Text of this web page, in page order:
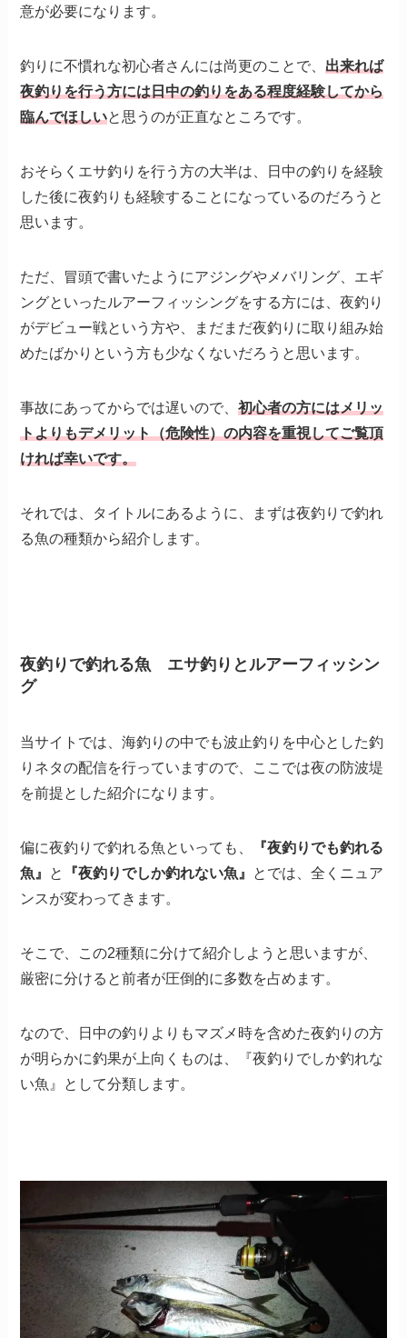
意が必要になります。
釣りに不慣れな初心者さんには尚更のことで、出来れば
夜釣りを行う方には日中の釣りをある程度経験してから
臨んでほしいと思うのが正直なところです。
おそらくエサ釣りを行う方の大半は、日中の釣りを経験
した後に夜釣りも経験することになっているのだろうと
思います。
ただ、冒頭で書いたようにアジングやメバリング、エギ
ングといったルアーフィッシングをする方には、夜釣り
がデビュー戦という方や、まだまだ夜釣りに取り組み始
めたばかりという方も少なくないだろうと思います。
事故にあってからでは遅いので、初心者の方にはメリッ
トよりもデメリット（危険性）の内容を重視してご覧頂
ければ幸いです。
それでは、タイトルにあるように、まずは夜釣りで釣れ
る魚の種類から紹介します。
夜釣りで釣れる魚 エサ釣りとルアーフィッシン
グ
当サイトでは、海釣りの中でも波止釣りを中心とした釣
りネタの配信を行っていますので、ここでは夜の防波堤
を前提とした紹介になります。
偏に夜釣りで釣れる魚といっても、
『夜釣りでも釣れる
魚』 と 『夜釣りでしか釣れない魚』 とでは、全くニュア
ンスが変わってきます。
そこで、この2種類に分けて紹介しようと思いますが、
厳密に分けると前者が圧倒的に多数を占めます。
なので、日中の釣りよりもマズメ時を含めた夜釣りの方
が明らかに釣果が上向くものは、『夜釣りでしか釣れな
い魚』として分類します。